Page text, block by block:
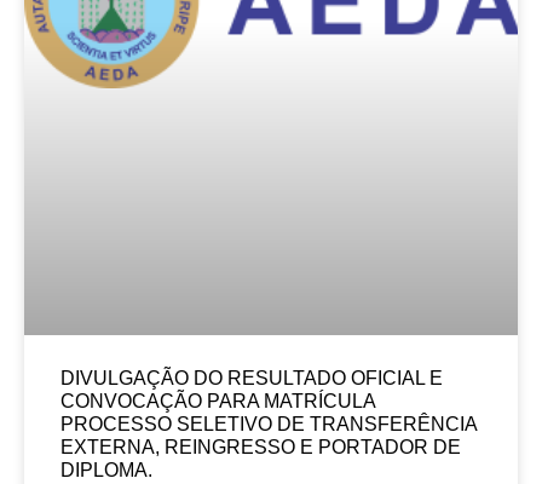
DIVULGAÇÃO DO RESULTADO OFICIAL E
CONVOCAÇÃO PARA MATRÍCULA
PROCESSO SELETIVO DE TRANSFERÊNCIA
EXTERNA, REINGRESSO E PORTADOR DE
DIPLOMA.